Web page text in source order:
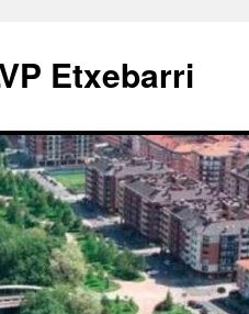
Etxebarri